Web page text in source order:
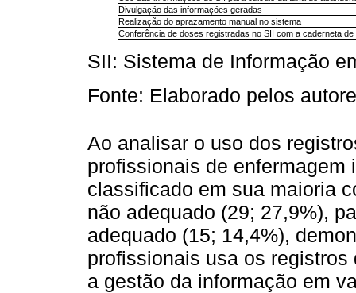
Divulgação das informações geradas
Realização do aprazamento manual no sistema
Conferência de doses registradas no SII com a caderneta
SII: Sistema de Informação
Fonte: Elaborado pelos
Ao analisar o uso dos
profissionais de
classificado em sua maioria
não adequado (29; 27,9%),
adequado (15; 14,4%),
profissionais usa os
a gestão da informação em